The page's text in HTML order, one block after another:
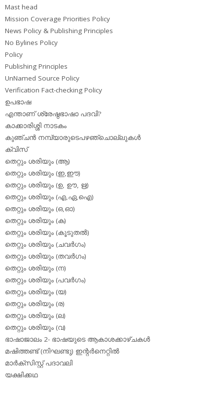
Mast head
Mission Coverage Priorities Policy
News Policy & Publishing Principles
No Bylines Policy
Policy
Publishing Principles
UnNamed Source Policy
Verification Fact-checking Policy
ഉപഭാഷ
എന്താണ് ശ്രേഷ്ഠഭാഷാ പദവി?
കാക്കാരിശ്ശി നാടകം
കുഞ്ചന്‍ നമ്പ്യാരുടെപഴഞ്ചൊല്ലുകള്‍
ക്വിസ്
തെറ്റും ശരിയും (ആ)
തെറ്റും ശരിയും (ഇ,ഈ)
തെറ്റും ശരിയും (ഉ, ഊ, ഋ)
തെറ്റും ശരിയും (എ,ഏ,ഐ)
തെറ്റും ശരിയും (ഒ,ഓ)
തെറ്റും ശരിയും (ക)
തെറ്റും ശരിയും (കൂടുതല്‍)
തെറ്റും ശരിയും (ചവര്‍ഗം)
തെറ്റും ശരിയും (തവര്‍ഗം)
തെറ്റും ശരിയും (ന)
തെറ്റും ശരിയും (പവര്‍ഗം)
തെറ്റും ശരിയും (യ)
തെറ്റും ശരിയും (ര)
തെറ്റും ശരിയും (ല)
തെറ്റും ശരിയും (വ)
ഭാഷാജാലം 2- ഭാഷയുടെ ആകാശക്കാഴ്ചകള്‍
മഷിത്തണ്ട് (നിഘണ്ടു) ഇന്റര്‍നെറ്റില്‍
മാര്‍ക്‌സിസ്റ്റ് പദാവലി
യക്ഷിക്കഥ